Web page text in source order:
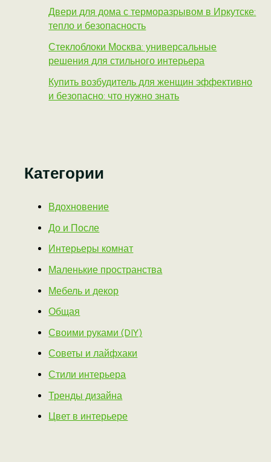
Двери для дома с терморазрывом в Иркутске:
тепло и безопасность
Стеклоблоки Москва: универсальные
решения для стильного интерьера
Купить возбудитель для женщин эффективно
и безопасно: что нужно знать
Категории
Вдохновение
До и После
Интерьеры комнат
Маленькие пространства
Мебель и декор
Общая
Своими руками (DIY)
Советы и лайфхаки
Стили интерьера
Тренды дизайна
Цвет в интерьере